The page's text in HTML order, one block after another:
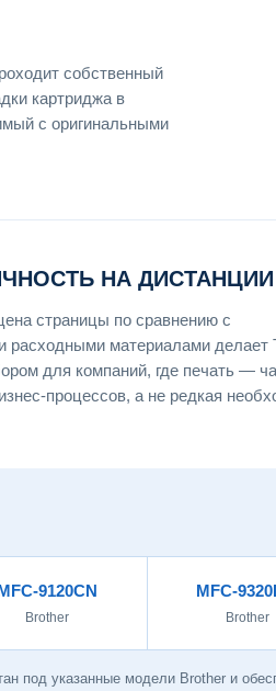
собственный
картриджа в
с оригинальными
НА ДИСТАНЦИИ
страницы по сравнению с
расходными материалами делает
для компаний, где печать —
процессов, а не редкая
9120CN
Brother
MFC-
Brother
под указанные модели Brother и